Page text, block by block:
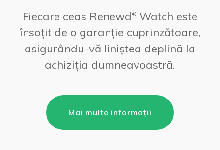
Fiecare ceas Renewd ® Watch este
însoțit de o garanție cuprinzătoare,
asigurându-vă liniștea deplină la
achiziția dumneavoastră.
Mai multe informații